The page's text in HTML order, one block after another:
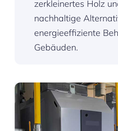
zerkleinertes Holz
nachhaltige
energieeffiziente
Gebäuden.